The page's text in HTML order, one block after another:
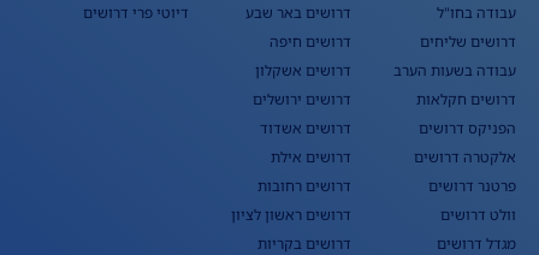
עבודה בחו"ל
דרושים שליחים
עבודה בשעות הערב
דרושים חקלאות
הפניקס דרושים
אלקטרה דרושים
פרטנר דרושים
וולט דרושים
מגדל דרושים
דרושים באר שבע
דרושים חיפה
דרושים אשקלון
דרושים ירושלים
דרושים אשדוד
דרושים אילת
דרושים רחובות
דרושים ראשון לציון
דרושים בקריות
דיוטי פרי דרושים